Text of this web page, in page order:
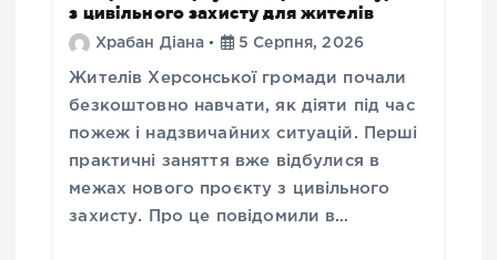
з цивільного захисту для жителів
Храбан Діана 5 Серпня, 2026
Жителів Херсонської громади почали
безкоштовно навчати, як діяти під час
пожеж і надзвичайних ситуацій. Перші
практичні заняття вже відбулися в
межах нового проєкту з цивільного
захисту. Про це повідомили в…